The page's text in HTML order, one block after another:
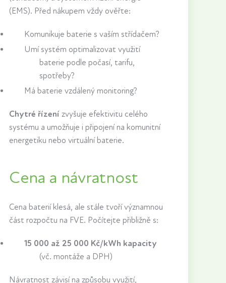
(EMS). Před nákupem vždy ověřte:
Komunikuje baterie s vaším střídačem?
Umí systém optimalizovat využití
baterie podle počasí, tarifu,
spotřeby?
Má baterie vzdálený monitoring?
Chytré řízení zvyšuje efektivitu celého
systému a umožňuje i připojení na komunitní
energetiku nebo virtuální baterie.
Cena a návratnost
Cena baterií klesá, ale stále tvoří významnou
část rozpočtu na FVE. Počítejte přibližně s:
15 000 až 25 000 Kč/kWh kapacity
(vč. montáže a DPH)
Návratnost závisí na způsobu využití,